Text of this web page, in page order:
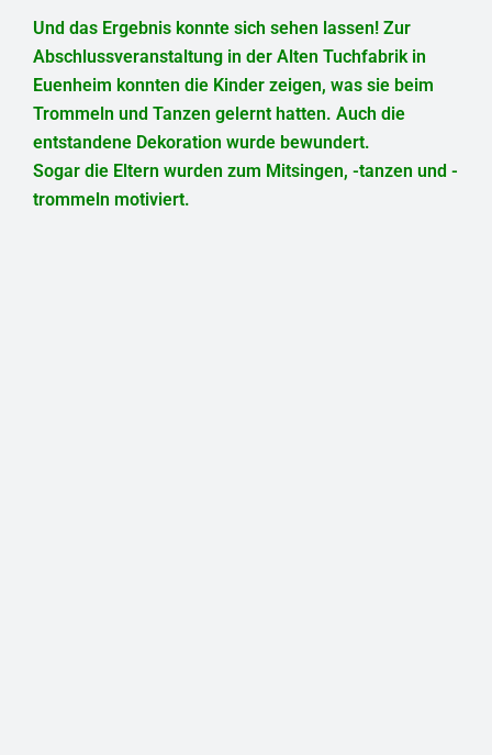
Und das Ergebnis konnte sich sehen lassen! Zur
Abschlussveranstaltung in der Alten Tuchfabrik in
Euenheim konnten die Kinder zeigen, was sie beim
Trommeln und Tanzen gelernt hatten. Auch die
entstandene Dekoration wurde bewundert.
Sogar die Eltern wurden zum Mitsingen, -tanzen und -
trommeln motiviert.